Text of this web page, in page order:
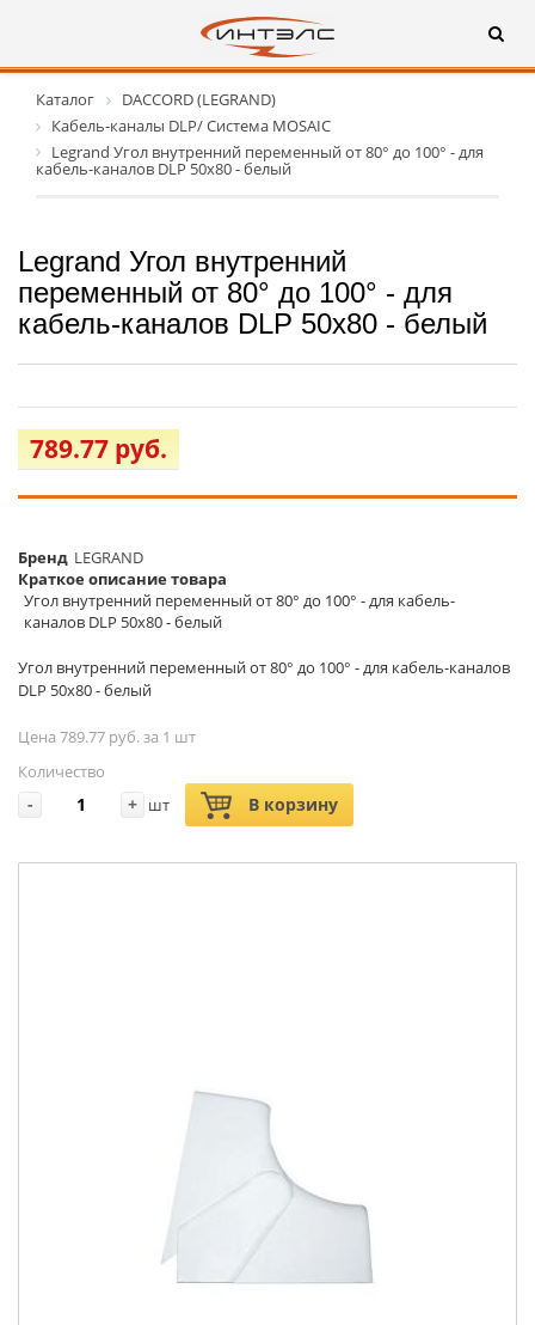
Каталог
DACCORD (LEGRAND)
Кабель-каналы DLP/ Система MOSAIC
Legrand Угол внутренний переменный от 80° до 100° - для
кабель-каналов DLP 50х80 - белый
Legrand Угол внутренний
переменный от 80° до 100° - для
кабель-каналов DLP 50х80 - белый
789.77 руб.
Бренд LEGRAND
Краткое описание товара
Угол внутренний переменный от 80° до 100° - для кабель-
каналов DLP 50х80 - белый
Угол внутренний переменный от 80° до 100° - для кабель-каналов
DLP 50х80 - белый
Цена 789.77 руб. за 1 шт
Количество
- + шт В корзину